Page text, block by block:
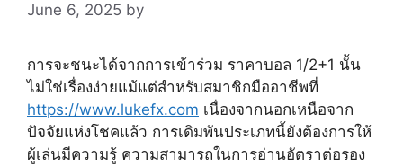
June 6, 2025 by
การจะชนะได้จากการเข้าร่วม ราคาบอล 1/2+1 นั้น
ไม่ใช่เรื่องง่ายแม้แต่สำหรับสมาชิกมืออาชีพที่
https://www.lukefx.com ​​เนื่องจากนอกเหนือจาก
ปัจจัยแห่งโชคแล้ว การเดิมพันประเภทนี้ยังต้องการให้
ผู้เล่นมีความรู้ ความสามารถในการอ่านอัตราต่อรอง